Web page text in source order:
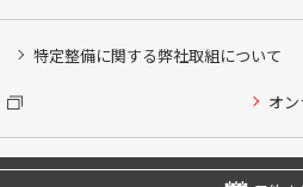
特定整備に関する弊社取組について
オ